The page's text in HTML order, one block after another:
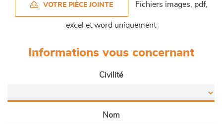
VOTRE PIÈCE JOINTE Fichiers images, pdf,
excel et word uniquement
Informations vous concernant
Civilité
Nom